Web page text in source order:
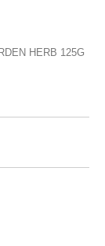
HERB 125G